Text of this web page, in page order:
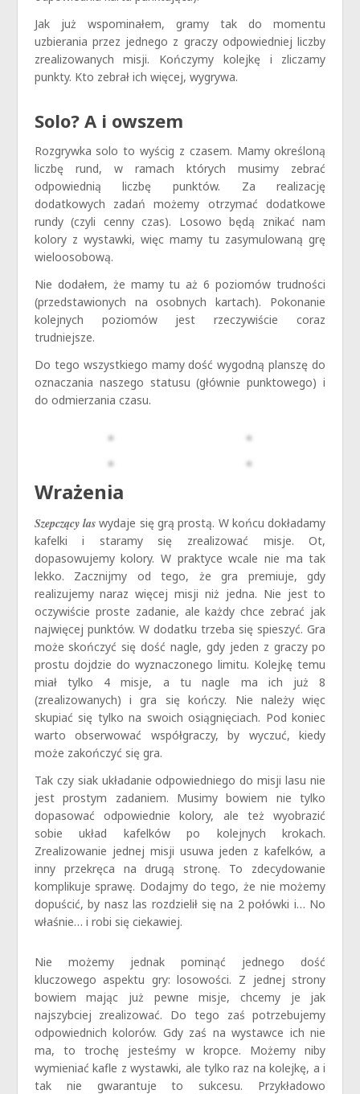
Jak już wspominałem, gramy tak do momentu
uzbierania przez jednego z graczy odpowiedniej liczby
zrealizowanych misji. Kończymy kolejkę i zliczamy
punkty. Kto zebrał ich więcej, wygrywa.
Solo? A i owszem
Rozgrywka solo to wyścig z czasem. Mamy określoną
liczbę rund, w ramach których musimy zebrać
odpowiednią liczbę punktów. Za realizację
dodatkowych zadań możemy otrzymać dodatkowe
rundy (czyli cenny czas). Losowo będą znikać nam
kolory z wystawki, więc mamy tu zasymulowaną grę
wieloosobową.
Nie dodałem, że mamy tu aż 6 poziomów trudności
(przedstawionych na osobnych kartach). Pokonanie
kolejnych poziomów jest rzeczywiście coraz
trudniejsze.
Do tego wszystkiego mamy dość wygodną planszę do
oznaczania naszego statusu (głównie punktowego) i
do odmierzania czasu.
Wrażenia
Szepczący laswydaje się grą prostą. W końcu dokładamy
kafelki i staramy się zrealizować misje. Ot,
dopasowujemy kolory. W praktyce wcale nie ma tak
lekko. Zacznijmy od tego, że gra premiuje, gdy
realizujemy naraz więcej misji niż jedna. Nie jest to
oczywiście proste zadanie, ale każdy chce zebrać jak
najwięcej punktów. W dodatku trzeba się spieszyć. Gra
może skończyć się dość nagle, gdy jeden z graczy po
prostu dojdzie do wyznaczonego limitu. Kolejkę temu
miał tylko 4 misje, a tu nagle ma ich już 8
(zrealizowanych) i gra się kończy. Nie należy więc
skupiać się tylko na swoich osiągnięciach. Pod koniec
warto obserwować współgraczy, by wyczuć, kiedy
może zakończyć się gra.
Tak czy siak układanie odpowiedniego do misji lasu nie
jest prostym zadaniem. Musimy bowiem nie tylko
dopasować odpowiednie kolory, ale też wyobrazić
sobie układ kafelków po kolejnych krokach.
Zrealizowanie jednej misji usuwa jeden z kafelków, a
inny przekręca na drugą stronę. To zdecydowanie
komplikuje sprawę. Dodajmy do tego, że nie możemy
dopuścić, by nasz las rozdzielił się na 2 połówki i… No
właśnie… i robi się ciekawiej.
Nie możemy jednak pominąć jednego dość
kluczowego aspektu gry: losowości. Z jednej strony
bowiem mając już pewne misje, chcemy je jak
najszybciej zrealizować. Do tego zaś potrzebujemy
odpowiednich kolorów. Gdy zaś na wystawce ich nie
ma, to trochę jesteśmy w kropce. Możemy niby
wymieniać kafle z wystawki, ale tylko raz na kolejkę, a i
tak nie gwarantuje to sukcesu. Przykładowo